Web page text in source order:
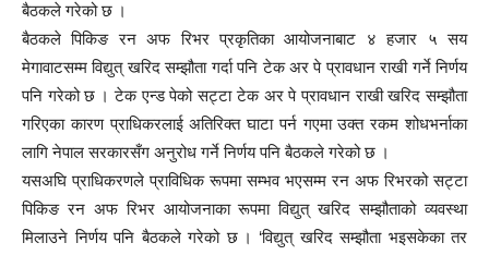
बैठकले गरेको छ ।
बैठकले पिकिङ रन अफ रिभर प्रकृतिका आयोजनाबाट ४ हजार ५ सय
मेगावाटसम्म विद्युत् खरिद सम्झौता गर्दा पनि टेक अर पे प्रावधान राखी गर्ने निर्णय
पनि गरेको छ । टेक एन्ड पेको सट्टा टेक अर पे प्रावधान राखी खरिद सम्झौता
गरिएका कारण प्राधिकरलाई अतिरिक्त घाटा पर्न गएमा उक्त रकम शोधभर्नाका
लागि नेपाल सरकारसँग अनुरोध गर्ने निर्णय पनि बैठकले गरेको छ ।
यसअघि प्राधिकरणले प्राविधिक रूपमा सम्भव भएसम्म रन अफ रिभरको सट्टा
पिकिङ रन अफ रिभर आयोजनाका रूपमा विद्युत् खरिद सम्झौताको व्यवस्था
मिलाउने निर्णय पनि बैठकले गरेको छ । ‘विद्युत् खरिद सम्झौता भइसकेका तर